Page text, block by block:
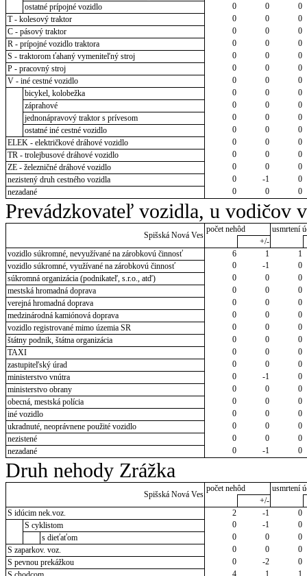
ostatné prípojné vozidlo
0 0
0
T - kolesový traktor
0 0
0
C - pásový traktor
0 0
0
R - prípojné vozidlo traktora
0 0
0
S - traktorom ťahaný vymeniteľný stroj
0 0
0
P - pracovný stroj
0 0
0
V - iné cestné vozidlo
0 0
0
bicykel, kolobežka
0 0
0
záprahové
0 0
0
jednonápravový traktor s prívesom
0 0
0
ostatné iné cestné vozidlo
0 0
0
ELEK - električkové dráhové vozidlo
0 0
0
TR - trolejbusové dráhové vozidlo
0 0
0
ZE - železničné dráhové vozidlo
0 0
0
nezistený druh cestného vozidla
0 -1
0
nezadané
0 0 0
Prevádzkovateľ vozidla, u vodičov
Spišská Nová Ves
počet nehôd
usmrtení
+/-
vozidlo súkromné, nevyužívané na zárobkovú činnosť
6 1
1
vozidlo súkromné, využívané na zárobkovú činnosť
0 -1
0
súkromná organizácia (podnikateľ, s.r.o., atď)
0 0
0
mestská hromadná doprava
0 0
0
verejná hromadná doprava
0 0
0
medzinárodná kamiónová doprava
0 0
0
vozidlo registrované mimo územia SR
0 0
0
štátny podnik, štátna organizácia
0 0
0
TAXI
0 0
0
zastupiteľský úrad
0 0
0
ministerstvo vnútra
0 -1
0
ministerstvo obrany
0 0
0
obecná, mestská polícia
0 0
0
iné vozidlo
0 0
0
ukradnuté, neoprávnene použité vozidlo
0 0
0
nezistené
0 0
0
nezadané
0 -1 0
Druh nehody Zrážka
Spišská Nová Ves
počet nehôd
usmrtení
+/-
S idúcim nek.voz.
2 -1
0
S cyklistom
0 -1
0
s dieťaťom
0 0
0
S zaparkov. voz.
0 0
0
S pevnou prekážkou
0 -2
0